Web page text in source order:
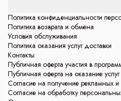
Политика конфиденциальности
Политика возврата и обмена
Условия обслуживания
Политика оказания услуг доставки
Контакты
Публичная оферта участия в
Публичная оферта на оказание
Согласие на получение рекламных и
Согласие на обработку